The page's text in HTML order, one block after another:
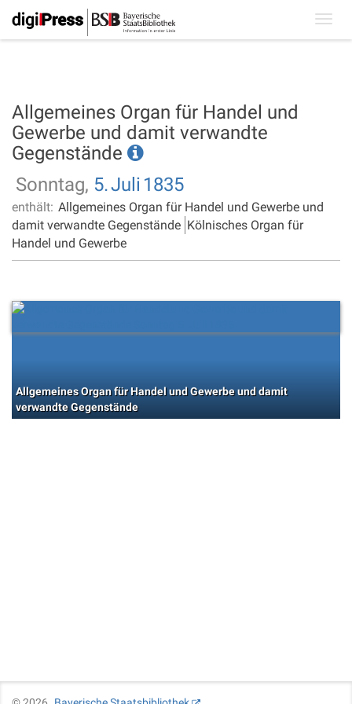
Allgemeines Organ für Handel und
Gewerbe und damit verwandte
Gegenstände
Sonntag, 5.Juli 1835
enthält: Allgemeines Organ für Handel und Gewerbe und
damit verwandte Gegenstände Kölnisches Organ für
Handel und Gewerbe
Allgemeines Organ für Handel und Gewerbe und damit
verwandte Gegenstände